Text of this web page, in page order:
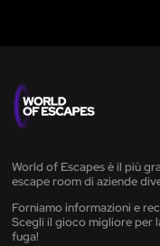
World of Escapes è il più
escape room di aziende
Forniamo informazioni e
Scegli il gioco migliore per
fuga!